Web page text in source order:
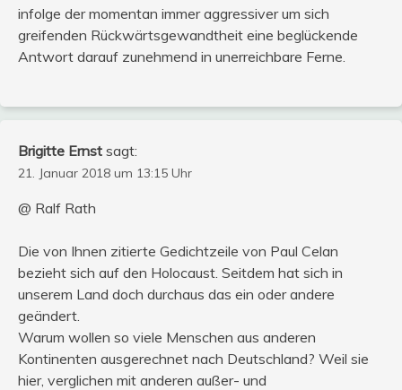
infolge der momentan immer aggressiver um sich
greifenden Rückwärtsgewandtheit eine beglückende
Antwort darauf zunehmend in unerreichbare Ferne.
Brigitte Ernst sagt:
21. Januar 2018 um 13:15 Uhr
@ Ralf Rath
Die von Ihnen zitierte Gedichtzeile von Paul Celan
bezieht sich auf den Holocaust. Seitdem hat sich in
unserem Land doch durchaus das ein oder andere
geändert.
Warum wollen so viele Menschen aus anderen
Kontinenten ausgerechnet nach Deutschland? Weil sie
hier, verglichen mit anderen außer- und